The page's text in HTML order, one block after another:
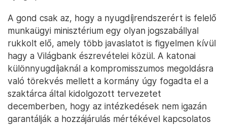
A gond csak az, hogy a nyugdíjrendszerért is felelő
munkaügyi minisztérium egy olyan jogszabállyal
rukkolt elő, amely több javaslatot is figyelmen kívül
hagy a Világbank észrevételei közül. A katonai
különnyugdíjaknál a kompromisszumos megoldásra
való törekvés mellett a kormány úgy fogadta el a
szaktárca által kidolgozott tervezetet
decemberben, hogy az intézkedések nem igazán
garantálják a hozzájárulás mértékével kapcsolatos